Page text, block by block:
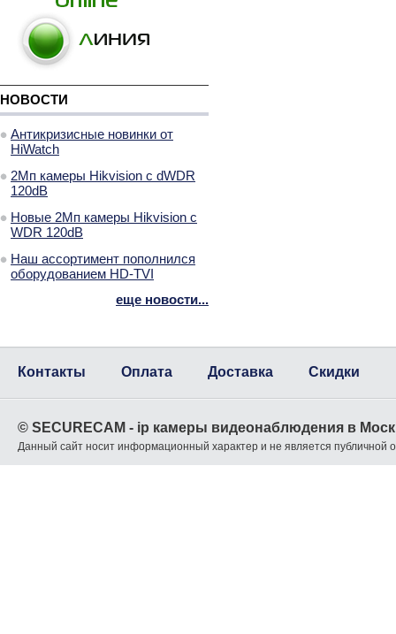
НОВОСТИ
Антикризисные новинки от
HiWatch
2Мп камеры Hikvision с dWDR
120dB
Новые 2Мп камеры Hikvision с
WDR 120dB
Наш ассортимент пополнился
оборудованием HD-TVI
еще новости...
Контакты Оплата Доставка Скидки
© SECURECAM - ip камеры видеонаблюдения в
Данный сайт носит информационный характер и не является публичной